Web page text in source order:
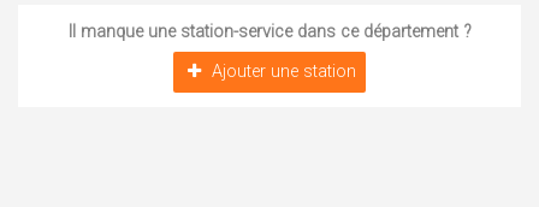
Il manque une station-service dans ce département ?
Ajouter une station